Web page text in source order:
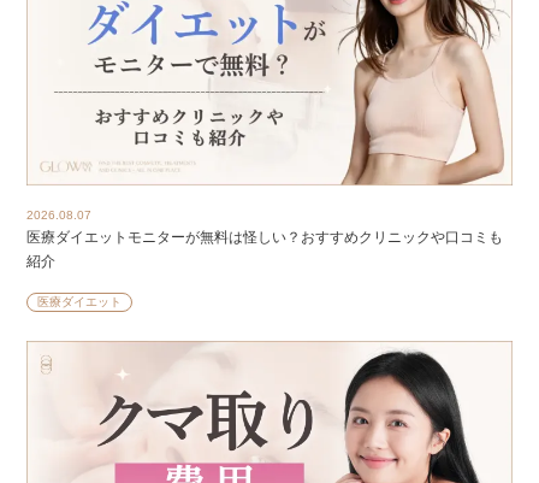
2026.08.07
医療ダイエットモニターが無料は怪しい？おすすめクリニックや口コミも
紹介
医療ダイエット